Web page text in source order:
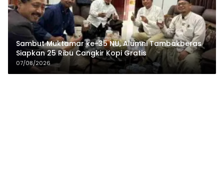
Sambut Muktamar ke-35 NU, Alumni Tambakberas
Siapkan 25 Ribu Cangkir Kopi Gratis
07/08/2026